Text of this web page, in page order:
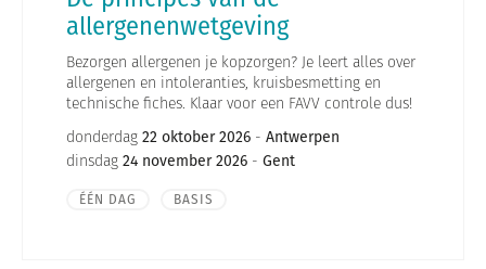
allergenenwetgeving
Bezorgen allergenen je kopzorgen? Je leert alles over
allergenen en intoleranties, kruisbesmetting en
technische fiches. Klaar voor een FAVV controle dus!
donderdag 22 oktober 2026 - Antwerpen
dinsdag 24 november 2026 - Gent
ÉÉN DAG BASIS